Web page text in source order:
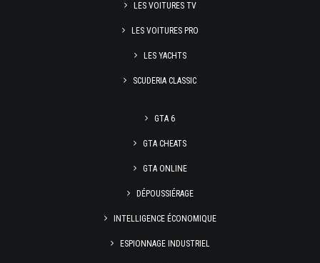
LES VOITURES TV
LES VOITURES PRO
LES YACHTS
SCUDERIA CLASSIC
GTA 6
GTA CHEATS
GTA ONLINE
DÉPOUSSIÉRAGE
INTELLIGENCE ÉCONOMIQUE
ESPIONNAGE INDUSTRIEL